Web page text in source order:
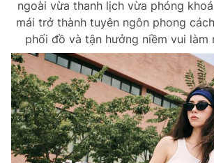
ngoài vừa thanh lịch vừa phóng
mái trở thành tuyên ngôn phong
phối đồ và tận hưởng niềm vui làm